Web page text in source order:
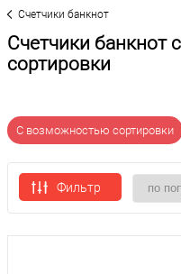
Счетчики банкнот
Счетчики банкнот
сортировки
С возможностью сортировки
Фильтр